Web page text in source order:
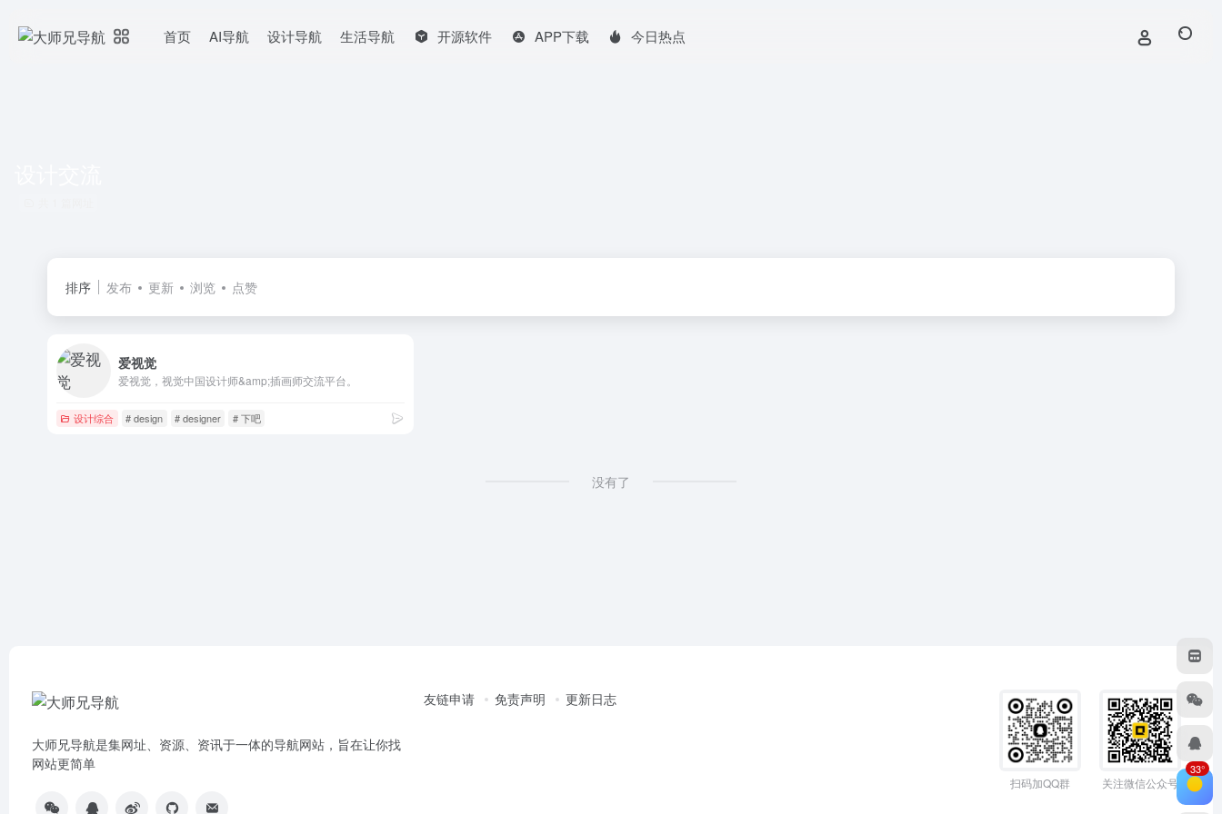
首页 AI导航 设计导航 生活导航 开源软件 APP下载 今日热点
排序 发布 更新 浏览 点赞
爱视觉
爱视觉，视觉中国设计师&amp;插画师交流平台。
设计综合 # design # designer # 下吧
没有了
大师兄导航是集网址、资源、资讯于一体的导航网站，旨在让你找
网站更简单
友链申请 免责声明 更新日志
扫码加QQ群 关注微信公众号
33°